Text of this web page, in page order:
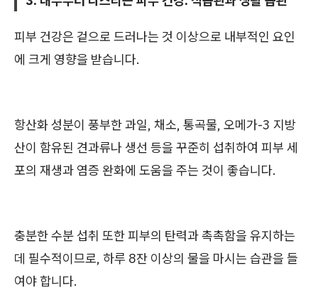
피부 건강은 겉으로 드러나는 것 이상으로 내부적인 요인
에 크게 영향을 받습니다.
항산화 성분이 풍부한 과일, 채소, 통곡물, 오메가-3 지방
산이 함유된 견과류나 생선 등을 꾸준히 섭취하여 피부 세
포의 재생과 염증 완화에 도움을 주는 것이 좋습니다.
충분한 수분 섭취 또한 피부의 탄력과 촉촉함을 유지하는
데 필수적이므로, 하루 8잔 이상의 물을 마시는 습관을 들
여야 합니다.